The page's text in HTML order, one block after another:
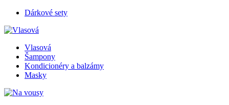
Dárkové sety
Vlasová
Šampony
Kondicionéry a balzámy
Masky